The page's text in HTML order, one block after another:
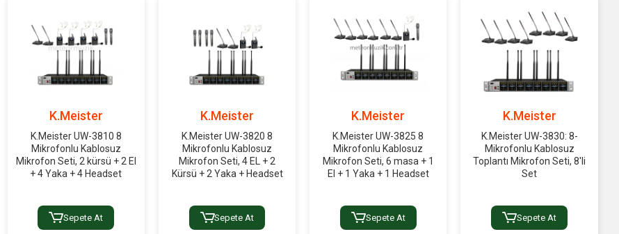
K.Meister
K.Meister UW-3810 8
Mikrofonlu Kablosuz
Mikrofon Seti, 2 kürsü + 2 El
+ 4 Yaka + 4 Headset
Sepete At
K.Meister
K.Meister UW-3820 8
Mikrofonlu Kablosuz
Mikrofon Seti, 4 EL + 2
Kürsü + 2 Yaka + Headset
Sepete At
K.Meister
K.Meister UW-3825 8
Mikrofonlu Kablosuz
Mikrofon Seti, 6 masa + 1
El + 1 Yaka + 1 Headset
Sepete At
K.Meister
K.Meister UW-3830: 8-
Mikrofonlu Kablosuz
Toplantı Mikrofon Seti, 8'li
Set
Sepete At